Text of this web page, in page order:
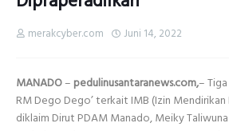
merakcyber.com Juni 14, 2022
MANADO– pedulinusantaranews.com,–
RM Dego Dego’ terkait IMB (Izin Mendirikan
diklaim Dirut PDAM Manado, Meiky